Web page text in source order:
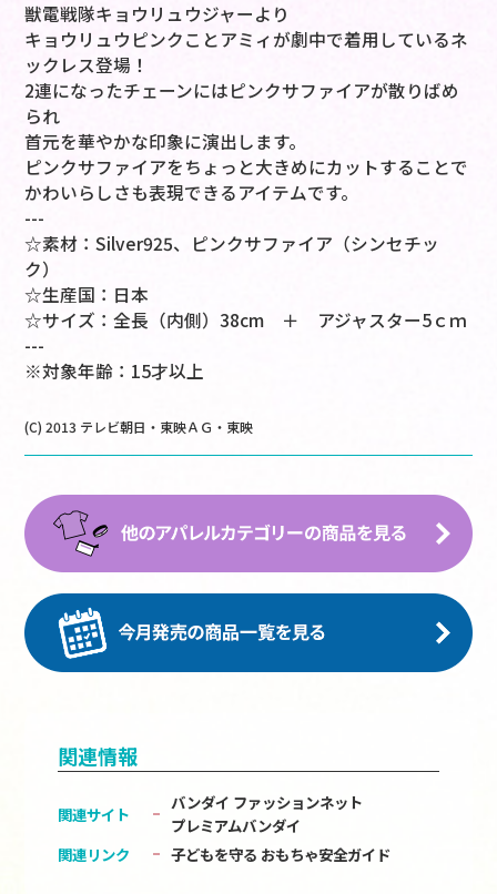
獣電戦隊キョウリュウジャーより
キョウリュウピンクことアミィが劇中で着用しているネ
ックレス登場！
2連になったチェーンにはピンクサファイアが散りばめ
られ
首元を華やかな印象に演出します。
ピンクサファイアをちょっと大きめにカットすることで
かわいらしさも表現できるアイテムです。
---
☆素材：Silver925、ピンクサファイア（シンセチッ
ク）
☆生産国：日本
☆サイズ：全長（内側）38cm ＋ アジャスター5ｃｍ
---
※対象年齢：15才以上
(C) 2013 テレビ朝日・東映ＡＧ・東映
関連情報
関連サイト
バンダイ ファッションネット
プレミアムバンダイ
関連リンク
子どもを守る おもちゃ安全ガイド